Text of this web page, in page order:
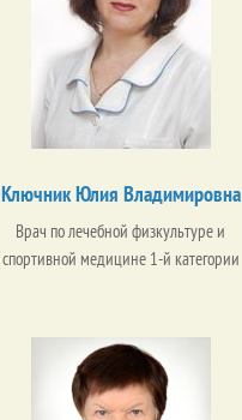
Ключник Юлия Владимировна
Врач по лечебной физкультуре и
спортивной медицине 1-й категории